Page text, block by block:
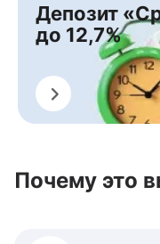
Депозит
до 12,7%
Рассчитать
Почему это